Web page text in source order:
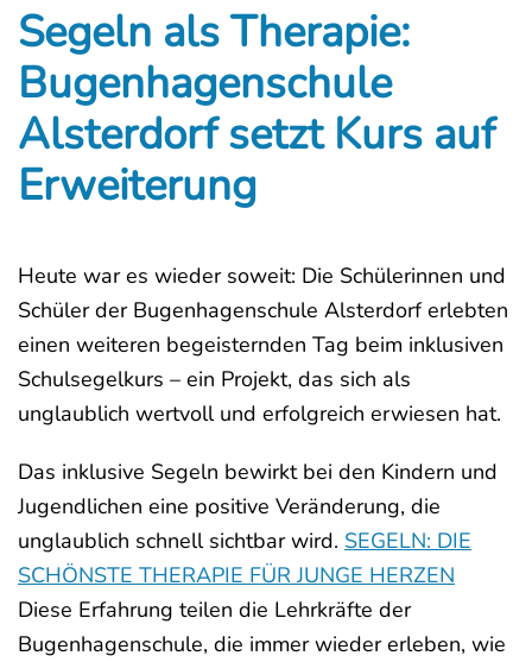
Segeln als Therapie:
Bugenhagenschule
Alsterdorf setzt Kurs auf
Erweiterung
Heute war es wieder soweit: Die Schülerinnen und
Schüler der Bugenhagenschule Alsterdorf erlebten
einen weiteren begeisternden Tag beim inklusiven
Schulsegelkurs – ein Projekt, das sich als
unglaublich wertvoll und erfolgreich erwiesen hat.
Das inklusive Segeln bewirkt bei den Kindern und
Jugendlichen eine positive Veränderung, die
unglaublich schnell sichtbar wird. SEGELN: DIE
SCHÖNSTE THERAPIE FÜR JUNGE HERZEN
Diese Erfahrung teilen die Lehrkräfte der
Bugenhagenschule, die immer wieder erleben, wie